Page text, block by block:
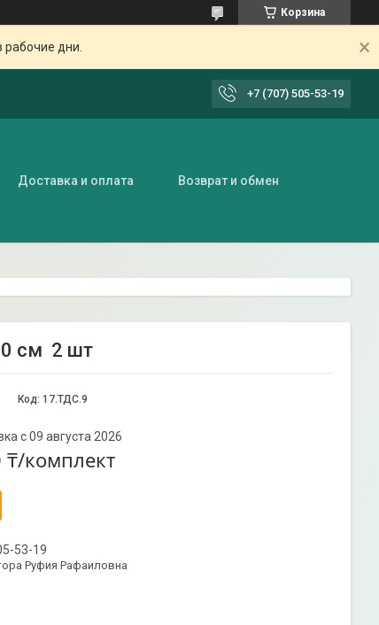
Корзина
дни.
+7 (707) 505-53-19
Доставка и оплата Возврат и обмен
см 2 шт
Код: 17.ТДС.9
с 09 августа 2026
₸/комплект
53-19
Руфия Рафаиловна